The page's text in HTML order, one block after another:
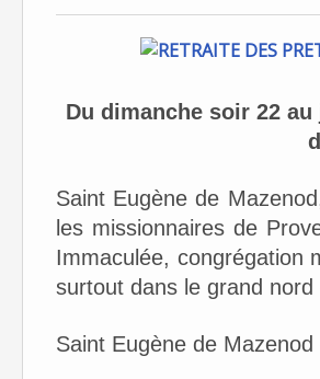
Du dimanche soir 22
Saint Eugène de
les missionnaires de
Immaculée, congrégation
surtout dans le grand
Saint Eugène de